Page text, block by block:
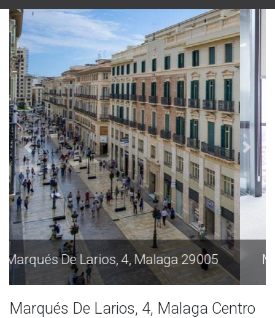
Marqués De Larios, 4, Malaga 29005
Marqués De Larios, 4, Malaga Centro